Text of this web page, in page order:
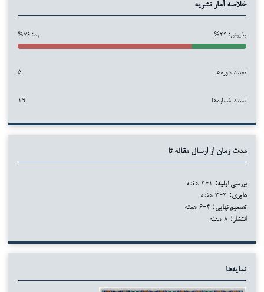
خلاصه آمار نشریه
پذیرش: ۲۴% رد: ۷۶%
تعداد دوره‌ها ۵
تعداد شماره‌ها ۱۹
مدت زمان از ارسال مقاله تا
بررسی اولیه:
داوری:
تصمیم نهایی:
انتشار:
نمایه‌ها